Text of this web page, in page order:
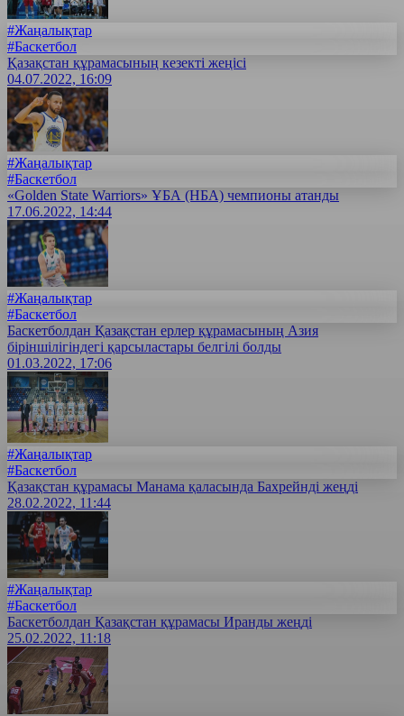
#Жаңалықтар
#Баскетбол
Қазақстан құрамасының кезекті жеңісі
04.07.2022, 16:09
#Жаңалықтар
#Баскетбол
«Golden State Warriors» ҰБА (НБА) чемпионы атанды
17.06.2022, 14:44
#Жаңалықтар
#Баскетбол
Баскетболдан Қазақстан ерлер құрамасының Азия
біріншілігіндегі қарсыластары белгілі болды
01.03.2022, 17:06
#Жаңалықтар
#Баскетбол
Қазақстан құрамасы Манама қаласында Бахрейнді жеңді
28.02.2022, 11:44
#Жаңалықтар
#Баскетбол
Баскетболдан Қазақстан құрамасы Иранды жеңді
25.02.2022, 11:18